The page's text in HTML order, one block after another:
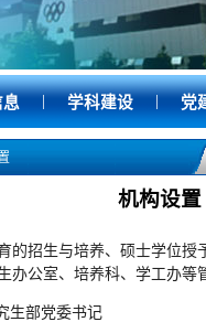
| 学科建设 | 党
机构设置
的招生与培养、硕士学位
办公室、培养科、学工办等
生部党委书记